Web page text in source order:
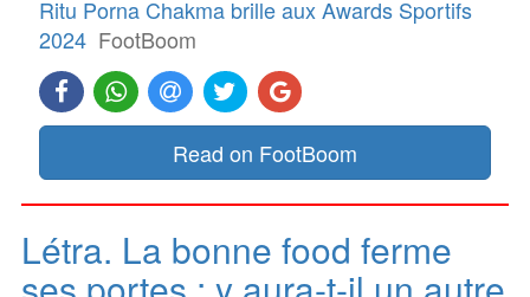
Ritu Porna Chakma brille aux Awards Sportifs
2024 FootBoom
Read on FootBoom
Létra. La bonne food ferme